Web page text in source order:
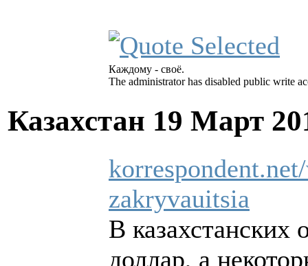
Каждому - своё.
The administrator has disabled public write
Казахстан 19 Март
zakryvauitsia
В казахстанских
доллар, а